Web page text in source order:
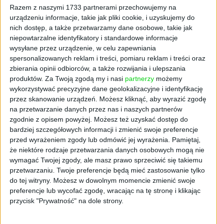
Razem z naszymi 1733 partnerami przechowujemy na
urządzeniu informacje, takie jak pliki cookie, i uzyskujemy do
nich dostęp, a także przetwarzamy dane osobowe, takie jak
niepowtarzalne identyfikatory i standardowe informacje
wysyłane przez urządzenie, w celu zapewniania
spersonalizowanych reklam i treści, pomiaru reklam i treści oraz
zbierania opinii odbiorców, a także rozwijania i ulepszania
produktów. Za Twoją zgodą my i nasi partnerzy możemy
wykorzystywać precyzyjne dane geolokalizacyjne i identyfikację
przez skanowanie urządzeń. Możesz kliknąć, aby wyrazić zgodę
na przetwarzanie danych przez nas i naszych partnerów
zgodnie z opisem powyżej. Możesz też uzyskać dostęp do
bardziej szczegółowych informacji i zmienić swoje preferencje
przed wyrażeniem zgody lub odmówić jej wyrażenia.
Pamiętaj,
że niektóre rodzaje przetwarzania danych osobowych mogą nie
wymagać Twojej zgody, ale masz prawo sprzeciwić się takiemu
przetwarzaniu. Twoje preferencje będą mieć zastosowanie tylko
do tej witryny. Możesz w dowolnym momencie zmienić swoje
preferencje lub wycofać zgodę, wracając na tę stronę i klikając
przycisk "Prywatność" na dole strony.
produktów spożywczych nabiera dziś nowego
wymiaru. Wybieramy je, kierując się nie tylko
odpowiedzialnością za losy całej gospodarki w
trudnym okresie epidemii, ale też ze względu
na ich doskonałą jakość – mówi minister
rozwoju Jadwiga Emilewicz. – Wyzwaniem,
przed którym stoją dziś przedsiębiorcy z
branży rolniczej jest cyfrowa rewolucja w
stronę rolnictwa 4.0.
Słowa szefowej resortu rozwoju potwierdza
też diagnoza dokonana przez NCBR na
podstawie programów realizowanych przez
Centrum w ramach obecnej perspektywy
budżetowej Unii Europejskiej:
- W latach 2016-2019 NCBR wspierało rozwój
nauk rolniczych i transfer wyników prac
naukowców głównie w takich obszarach jak